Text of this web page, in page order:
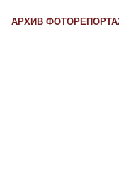
АРХИВ